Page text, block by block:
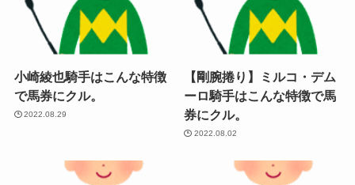
小崎綾也騎手はこんな特徴
で馬券にクル。
2022.08.29
【剛腕捲り】ミルコ・デム
ーロ騎手はこんな特徴で馬
券にクル。
2022.08.02